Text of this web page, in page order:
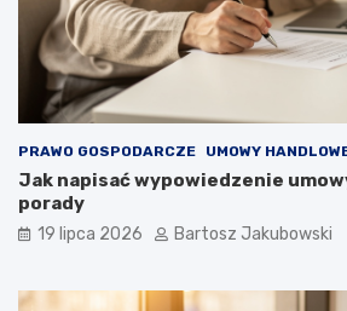
PRAWO GOSPODARCZE UMOWY
Jak napisać wypowiedzenie
porady
19 lipca 2026 Bartosz Jakubowski